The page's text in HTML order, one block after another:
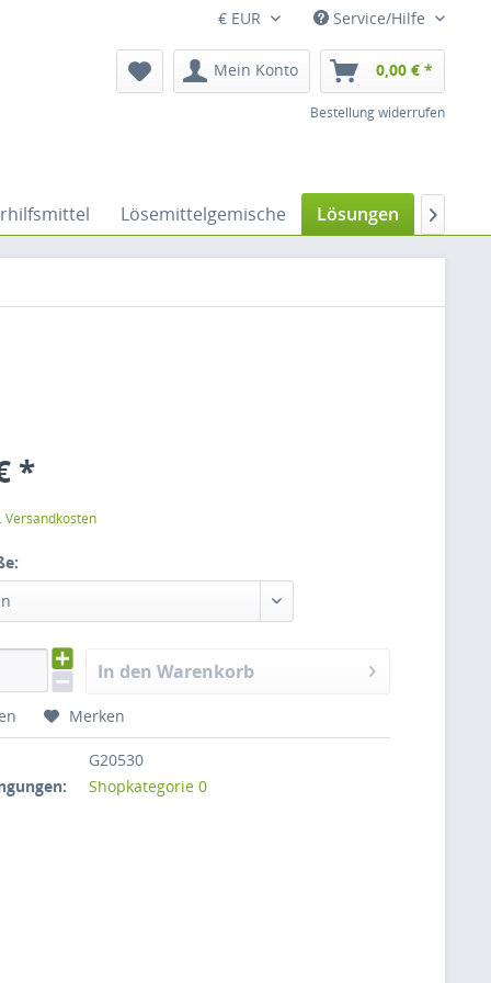
€ EUR Service/Hilfe
Mein Konto 0,00 € *
Bestellung widerrufen
Lösemittelgemische Lösungen Nitrile

*
Versandkosten
In den Warenkorb
Merken
G20530
Shopkategorie 0